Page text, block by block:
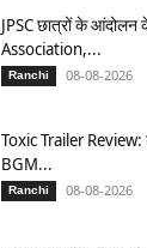
JPSC छात्रों के
Association,...
Ranchi 08-08-2026
Toxic Trailer
BGM...
Ranchi 08-08-2026